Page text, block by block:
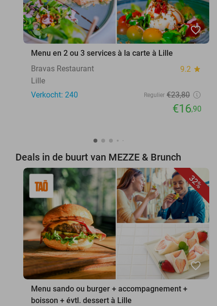
favorite_border
Menu en 2 ou 3 services à la carte à Lille
Bravas Restaurant
9.2 star
Lille
Verkocht: 240
Regulier €23,80
€16,90
Deals in de buurt van MEZZE & Brunch
32%
favorite_border
Menu sando ou burger + accompagnement +
boisson + évtl. dessert à Lille